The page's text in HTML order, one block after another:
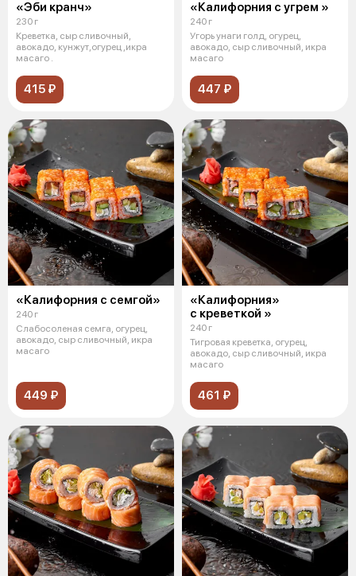
«Эби кранч»
230 г
Креветка, сыр сливочный,
авокадо, кунжут,огурец ,икра
масаго .
415 ₽
«Калифорния с угрем »
240 г
Угорь унаги голд, огурец,
авокадо, сыр сливочный, икра
масаго
447 ₽
«Калифорния с семгой»
240 г
Слабосоленая семга, огурец,
авокадо, сыр сливочный, икра
масаго
449 ₽
«Калифорния»
с креветкой »
240 г
Тигровая креветка, огурец,
авокадо, сыр сливочный, икра
масаго
461 ₽